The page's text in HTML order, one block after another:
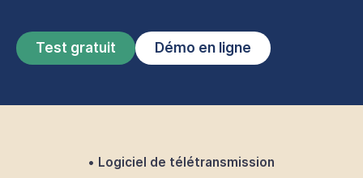
Test gratuit Démo en ligne
Logiciel de télétransmission